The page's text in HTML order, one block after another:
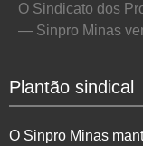
O Sindicato dos
— Sinpro Minas
Plantão sindical
O Sinpro Minas